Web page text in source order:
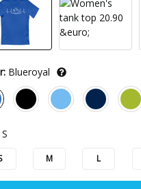
Blueroyal
S
M L